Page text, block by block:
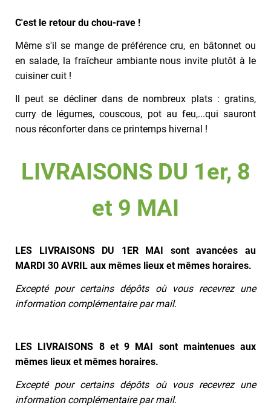
C'est le retour du chou-rave !
Même s'il se mange de préférence cru, en bâtonnet ou
en salade, la fraîcheur ambiante nous invite plutôt à le
cuisiner cuit !
Il peut se décliner dans de nombreux plats : gratins,
curry de légumes, couscous, pot au feu,...qui sauront
nous réconforter dans ce printemps hivernal !
LIVRAISONS DU 1er, 8
et 9 MAI
LES LIVRAISONS DU 1ER MAI sont avancées au
MARDI 30 AVRIL aux mêmes lieux et mêmes horaires.
Excepté pour certains dépôts où vous recevrez une
information complémentaire par mail.
LES LIVRAISONS 8 et 9 MAI sont maintenues aux
mêmes lieux et mêmes horaires.
Excepté pour certains dépôts où vous recevrez une
information complémentaire par mail.